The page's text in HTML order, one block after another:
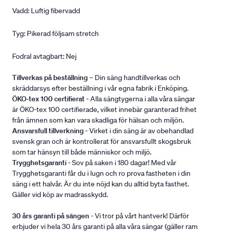
Vadd: Luftig fibervadd
Tyg: Pikerad följsam stretch
Fodral avtagbart: Nej
Tillverkas på beställning– Din säng handtillverkas och
skräddarsys efter beställning i vår egna fabrik i Enköping.
ÖKO-tex 100 certifierat- Alla sängtygerna i alla våra sängar
är ÖKO-tex 100 certifierade, vilket innebär garanterad frihet
från ämnen som kan vara skadliga för hälsan och miljön.
Ansvarsfull tillverkning- Virket i din säng är av obehandlad
svensk gran och är kontrollerat för ansvarsfullt skogsbruk
som tar hänsyn till både människor och miljö.
Trygghetsgaranti- Sov på saken i 180 dagar! Med vår
Trygghetsgaranti får du i lugn och ro prova fastheten i din
säng i ett halvår. Är du inte nöjd kan du alltid byta fasthet.
Gäller vid köp av madrasskydd.
30 års garanti på sängen - Vi tror på vårt hantverk! Därför
erbjuder vi hela 30 års garanti på alla våra sängar (gäller ram